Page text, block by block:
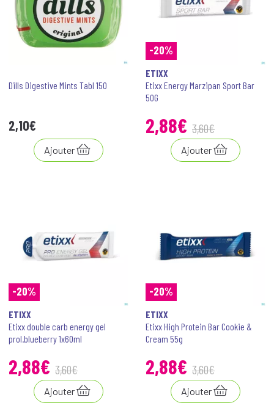
Dills Digestive Mints Tabl 150
2,10€
Ajouter
-20%
ETIXX
Etixx Energy Marzipan Sport Bar
50G
2,88€ 3,60€
Ajouter
-20%
ETIXX
Etixx double carb energy gel
prol.blueberry 1x60ml
2,88€ 3,60€
Ajouter
-20%
ETIXX
Etixx High Protein Bar Cookie &
Cream 55g
2,88€ 3,60€
Ajouter